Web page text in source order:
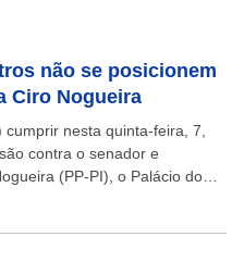
não se posicionem
Ciro Nogueira
nesta quinta-feira, 7,
contra o senador e
(PP-PI), o Palácio do